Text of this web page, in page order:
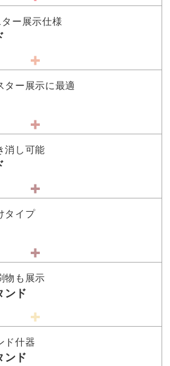
ー展示仕様
ター展示に最適
消し可能
タイプ
物も展示
ンド
ド什器
ンド